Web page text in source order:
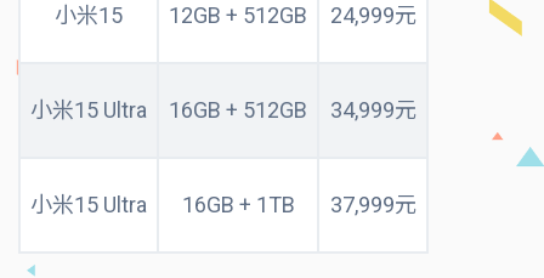
小米15 12GB + 512GB 24,999元
小米15 Ultra 16GB + 512GB 34,999元
小米15 Ultra 16GB + 1TB 37,999元